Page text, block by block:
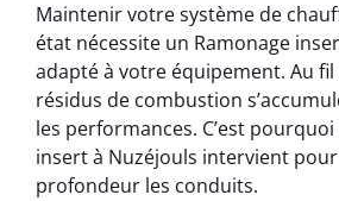
Maintenir votre système de
état nécessite un Ramonage
adapté à votre équipement. Au fil
résidus de combustion
les performances. C’est
insert à Nuzéjouls intervient
profondeur les conduits.